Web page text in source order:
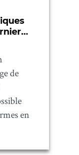
de
en